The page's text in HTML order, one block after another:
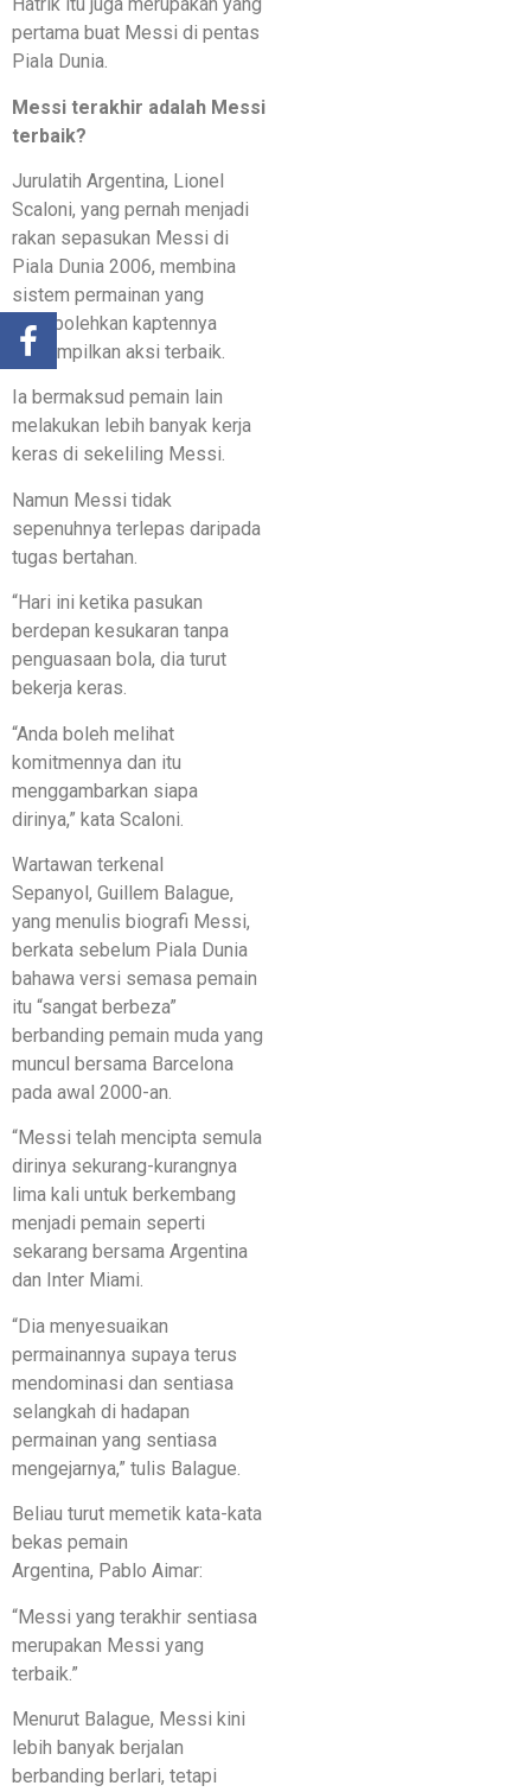
pertama buat Messi di pentas
Piala Dunia.
Messi terakhir adalah Messi
terbaik?
Jurulatih Argentina, Lionel
Scaloni, yang pernah menjadi
rakan sepasukan Messi di
Piala Dunia 2006, membina
sistem permainan yang
membolehkan kaptennya
menampilkan aksi terbaik.
Ia bermaksud pemain lain
melakukan lebih banyak kerja
keras di sekeliling Messi.
Namun Messi tidak
sepenuhnya terlepas daripada
tugas bertahan.
“Hari ini ketika pasukan
berdepan kesukaran tanpa
penguasaan bola, dia turut
bekerja keras.
“Anda boleh melihat
komitmennya dan itu
menggambarkan siapa
dirinya,” kata Scaloni.
Wartawan terkenal
Sepanyol, Guillem Balague,
yang menulis biografi Messi,
berkata sebelum Piala Dunia
bahawa versi semasa pemain
itu “sangat berbeza”
berbanding pemain muda yang
muncul bersama Barcelona
pada awal 2000-an.
“Messi telah mencipta semula
dirinya sekurang-kurangnya
lima kali untuk berkembang
menjadi pemain seperti
sekarang bersama Argentina
dan Inter Miami.
“Dia menyesuaikan
permainannya supaya terus
mendominasi dan sentiasa
selangkah di hadapan
permainan yang sentiasa
mengejarnya,” tulis Balague.
Beliau turut memetik kata-kata
bekas pemain
Argentina, Pablo Aimar:
“Messi yang terakhir sentiasa
merupakan Messi yang
terbaik.”
Menurut Balague, Messi kini
lebih banyak berjalan
berbanding berlari, tetapi